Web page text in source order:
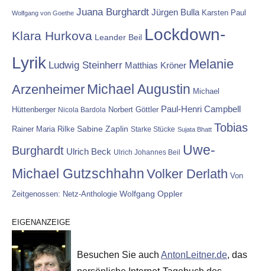
Wolfgang von Goethe Juana Burghardt Jürgen Bulla Karsten Paul
Klara Hurkova Leander Beil Lockdown-
Lyrik Ludwig Steinherr Matthias Kröner Melanie
Arzenheimer Michael Augustin Michael
Hüttenberger Nicola Bardola Norbert Göttler Paul-Henri Campbell
Rainer Maria Rilke Sabine Zaplin Starke Stücke Sujata Bhatt Tobias
Burghardt Ulrich Beck Ulrich Johannes Beil
Uwe-
Michael Gutzschhahn Volker Derlath Von
Zeitgenossen: Netz-Anthologie Wolfgang Oppler
EIGENANZEIGE
Besuchen Sie auch AntonLeitner.de, das